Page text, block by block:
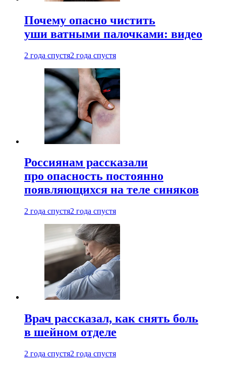
Почему опасно чистить
уши ватными палочками: видео
2 года спустя2 года спустя
Россиянам рассказали
про опасность постоянно
появляющихся на теле синяков
2 года спустя2 года спустя
Врач рассказал, как снять боль
в шейном отделе
2 года спустя2 года спустя